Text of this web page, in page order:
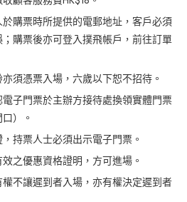
購票時所提供的電郵地址，客戶必須
購票後亦可登入撲飛帳戶，前往訂單
須憑票入場，六歲以下恕不招待。
子門票於主辦方接待處換領實體門票
）。
持票人士必須出示電子門票。
之優惠資格證明，方可進場。
不讓遲到者入場，亦有權決定遲到者